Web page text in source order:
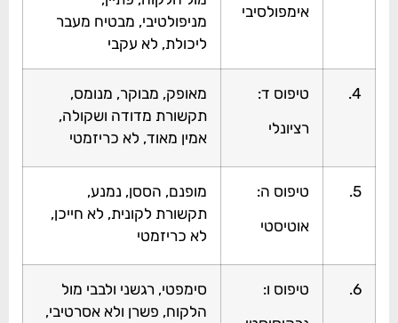
אימפולסיבי
מניפולטיבי, מבטיח מעבר
ליכולת, לא עקבי
טיפוס ד:
רציונלי
מאופק, מבוקר, מנומס,
תקשורת מדודה ושקולה,
אמין מאוד, לא כריזמטי
טיפוס ה:
אוטיסטי
מופנם, הססן, נמנע,
תקשורת לקונית, לא חייכן,
לא כריזמטי
טיפוס ו:
סימפטי, רגשני ולבבי מול
הלקוח, פשרן ולא אסרטיבי,